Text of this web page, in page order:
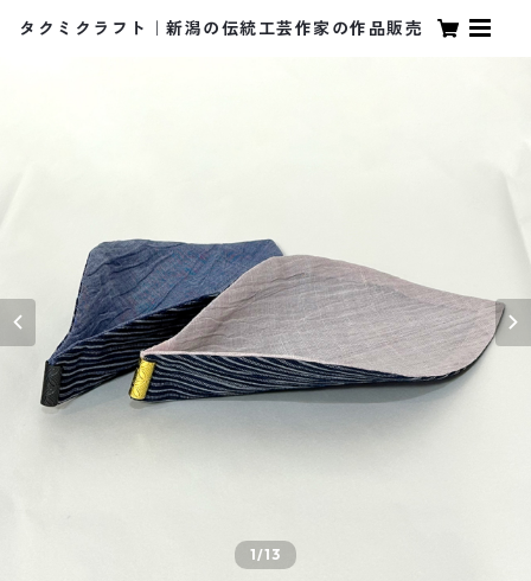
タクミクラフト｜新潟の伝統工芸作家の作品販売
1/13